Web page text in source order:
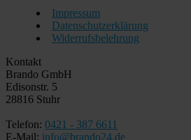
Impressum
Datenschutzerklärung
Widerrufsbelehrung
Kontakt
Brando GmbH
Edisonstr. 5
28816 Stuhr
Telefon: 0421 - 387 6611
E-Mail: info@brando24.de